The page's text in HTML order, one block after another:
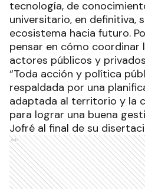
tecnología, de
universitario, en definitiva,
ecosistema hacia futuro.
pensar en cómo coordinar
actores públicos y
“Toda acción y política
respaldada por una
adaptada al territorio y la
para lograr una buena
Jofré al final de su
Ads